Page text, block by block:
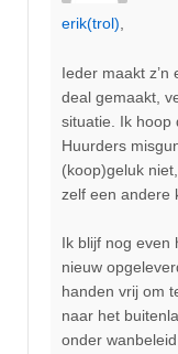
erik(trol),
Ieder maakt
deal gemaakt,
situatie. Ik hoop
Huurders
(koop)geluk
zelf een andere
Ik blijf nog even
nieuw
handen vrij om
naar het
onder